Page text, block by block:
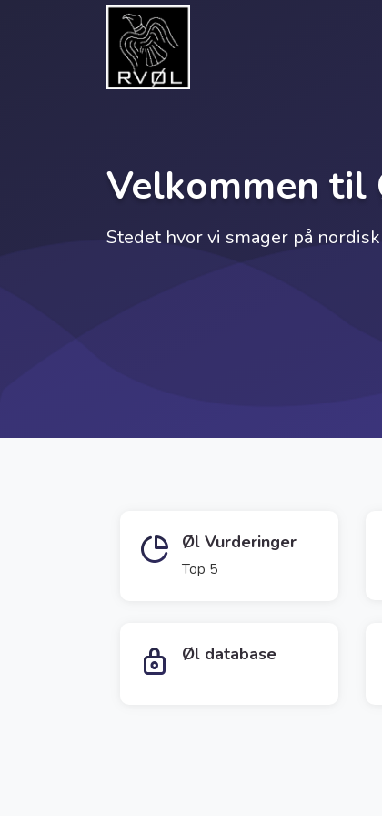
Velkommen
Stedet hvor vi smager på
Øl Vurderinger
Top 5
Øl database